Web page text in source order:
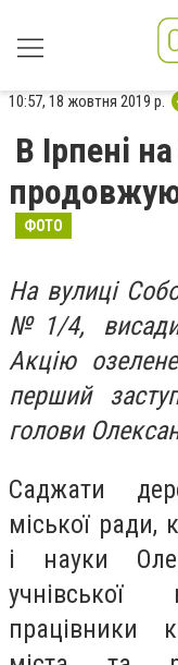
10:57, 18 жовтня 2019 р.
В Ірпені
ФОТО
На вулиці
№1/4,
Акцію
перший
голови
Саджати
міської ради,
і науки
працівники